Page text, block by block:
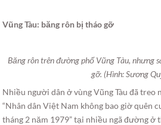
Vũng Tàu: băng rôn bị tháo gỡ
Băng rôn trên đường phố Vũng Tàu, nhưng
gỡ. (Hình: Sương
Nhiều người dân ở vùng Vũng Tàu đã treo
“Nhân dân Việt Nam không bao giờ quên
tháng 2 năm 1979” tại nhiều ngã đường ở